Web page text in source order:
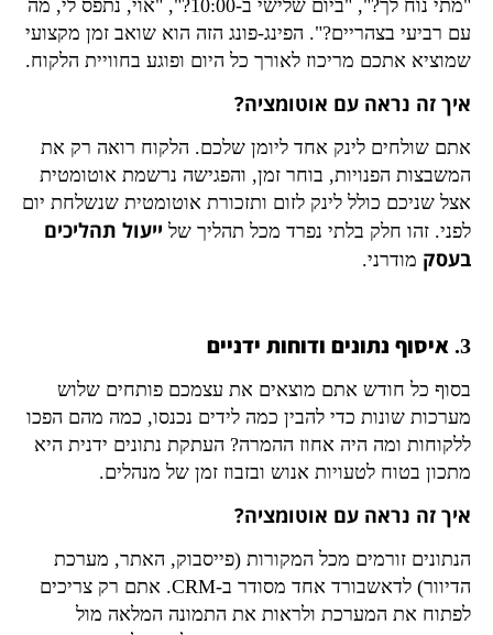
"מתי נוח לך?", "ביום שלישי ב-10:00?", "אוי, נתפס לי, מה
עם רביעי בצהריים?". הפינג-פונג הזה הוא שואב זמן מקצועי
שמוציא אתכם מריכוז לאורך כל היום ופוגע בחוויית הלקוח.
איך זה נראה עם אוטומציה?
אתם שולחים לינק אחד ליומן שלכם. הלקוח רואה רק את
המשבצות הפנויות, בוחר זמן, והפגישה נרשמת אוטומטית
אצל שניכם כולל לינק לזום ותזכורת אוטומטית שנשלחת יום
לפני. זהו חלק בלתי נפרד מכל תהליך של ייעול תהליכים
בעסק מודרני.
3. איסוף נתונים ודוחות ידניים
בסוף כל חודש אתם מוצאים את עצמכם פותחים שלוש
מערכות שונות כדי להבין כמה לידים נכנסו, כמה מהם הפכו
ללקוחות ומה היה אחוז ההמרה? העתקת נתונים ידנית היא
מתכון בטוח לטעויות אנוש ובזבוז זמן של מנהלים.
איך זה נראה עם אוטומציה?
הנתונים זורמים מכל המקורות (פייסבוק, האתר, מערכת
הדיוור) לדאשבורד אחד מסודר ב-CRM. אתם רק צריכים
לפתוח את המערכת ולראות את התמונה המלאה מול